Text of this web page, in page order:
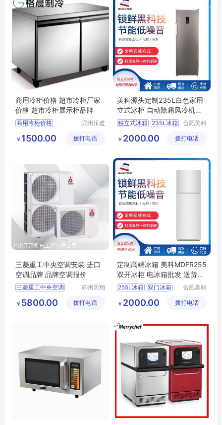
商用冷柜价格 超市冷柜厂家
价格 超市冷柜展示柜品牌
商用冷柜价格
超市冷柜展示柜品牌
滨州乐道
有限公司
￥ 1500.00 拨打电话
美科源头定制235L白色家用
立式冰柜 自动除霜风冷机控
独立式冰箱
独立式冰箱
235L冰箱
冰箱厂家
合肥美科
有限公司
￥ 2000.00 拨打电话
三菱重工中央空调安装 进口
空调品牌 品牌空调报价
三菱重工中央空调
品牌空调报价
苏州天翔
有限公司
￥ 5800.00 拨打电话
定制高端冰箱 美科MDFR255
双开冰柜 电冰箱批发 送货上
门
255L冰箱 双门冰箱
冰箱厂家
合肥美科
有限公司
￥ 2000.00 拨打电话